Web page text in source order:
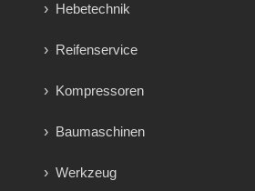
Hebetechnik
Reifenservice
Kompressoren
Baumaschinen
Werkzeug